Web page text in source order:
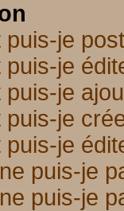
puis-je
puis-je
puis-je
puis-je
puis-je
puis-je
puis-je